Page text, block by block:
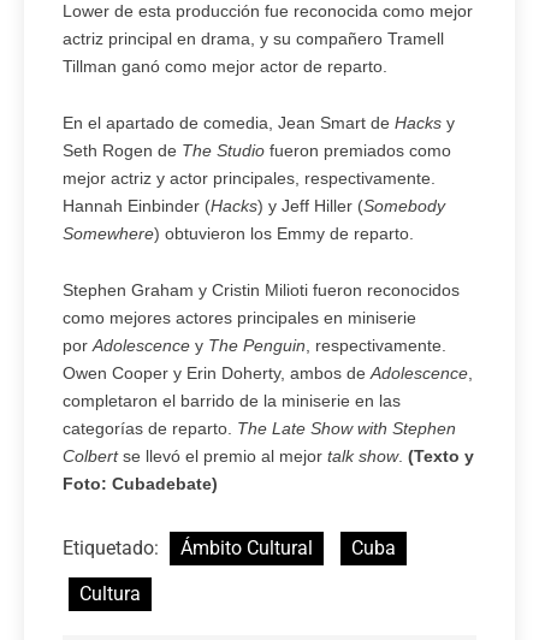
Lower de esta producción fue reconocida como mejor
actriz principal en drama, y su compañero Tramell
Tillman ganó como mejor actor de reparto.
En el apartado de comedia, Jean Smart de Hacks y
Seth Rogen de The Studio fueron premiados como
mejor actriz y actor principales, respectivamente.
Hannah Einbinder (Hacks) y Jeff Hiller (Somebody
Somewhere) obtuvieron los Emmy de reparto.
Stephen Graham y Cristin Milioti fueron reconocidos
como mejores actores principales en miniserie
porAdolescence y The Penguin, respectivamente.
Owen Cooper y Erin Doherty, ambos de Adolescence,
completaron el barrido de la miniserie en las
categorías de reparto. The Late Show with Stephen
Colbertse llevó el premio al mejor talk show. (Texto y
Foto: Cubadebate)
Etiquetado: Ámbito Cultural
Cuba
Cultura